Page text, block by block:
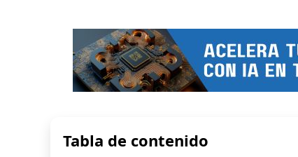
Tabla de contenido